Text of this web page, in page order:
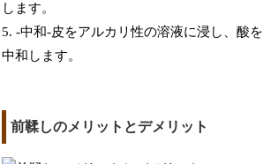
します。
5. -中和-皮をアルカリ性の溶液に浸し、酸を
中和します。
前鞣しのメリットとデメリット